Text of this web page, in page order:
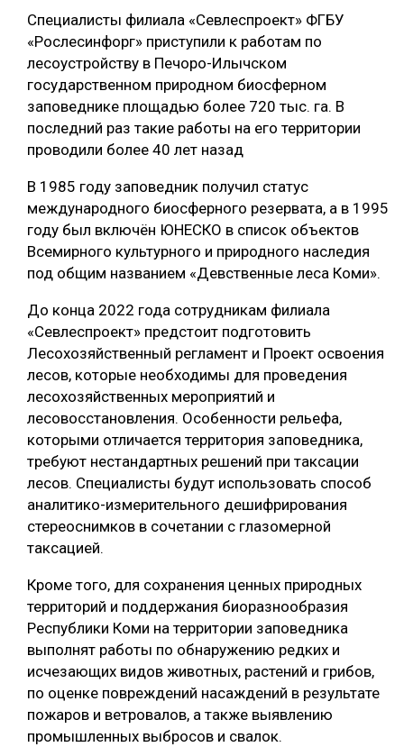
ЦИФРОВАЯ СРЕДА
БИОЭНЕРГЕТИКА
ЛЕСОВОССТАНОВЛЕНИЕ И ЗАЩИТА
ЛОГИСТИКА
ПРОИЗВОДСТВО ДРЕВЕСНЫХ ПЛИТ
ЦБП
КОМПЛЕКСНАЯ ПЕРЕРАБОТКА
ЛЕСОПИЛЕНИЕ
БЕЗОПАСНОЕ ПРОИЗВОДСТВО
СУШКА ДРЕВЕСИНЫ
РУБРИКИ
ТЕМАТИЧЕСКИЕ ПРОЕКТЫ
ПОДБОРКИ СТАТЕЙ
Специалисты филиала «Севлеспроект» ФГБУ
«Рослесинфорг» приступили к работам по
лесоустройству в Печоро-Илычском
государственном природном биосферном
заповеднике площадью более 720 тыс. га. В
последний раз такие работы на его территории
проводили более 40 лет назад
В 1985 году заповедник получил статус
международного биосферного резервата, а в 1995
году был включён ЮНЕСКО в список объектов
Всемирного культурного и природного наследия
под общим названием «Девственные леса Коми».
До конца 2022 года сотрудникам филиала
«Севлеспроект» предстоит подготовить
Лесохозяйственный регламент и Проект освоения
лесов, которые необходимы для проведения
лесохозяйственных мероприятий и
лесовосстановления. Особенности рельефа,
которыми отличается территория заповедника,
требуют нестандартных решений при таксации
лесов. Специалисты будут использовать способ
аналитико-измерительного дешифрирования
стереоснимков в сочетании с глазомерной
таксацией.
Кроме того, для сохранения ценных природных
территорий и поддержания биоразнообразия
Республики Коми на территории заповедника
выполнят работы по обнаружению редких и
исчезающих видов животных, растений и грибов,
по оценке повреждений насаждений в результате
пожаров и ветровалов, а также выявлению
промышленных выбросов и свалок.